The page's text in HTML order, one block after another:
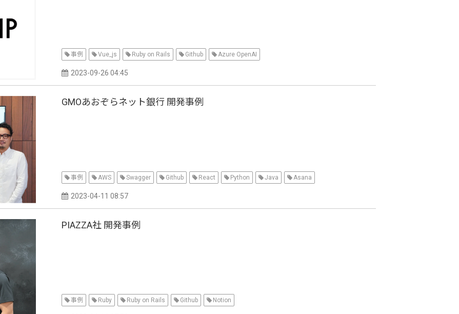
事例 Vue_js Ruby on Rails Github Azure OpenAI
2023-09-26 04:45
GMOあおぞらネット銀行 開発事例
事例 AWS Swagger Github React Python Java Asana
2023-04-11 08:57
PIAZZA社 開発事例
事例 Ruby Ruby on Rails Github Notion